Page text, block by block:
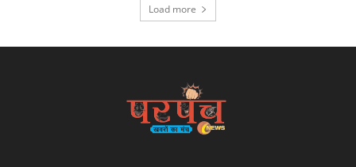
Load more